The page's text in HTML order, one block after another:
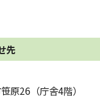
先
原26（庁舎4階）